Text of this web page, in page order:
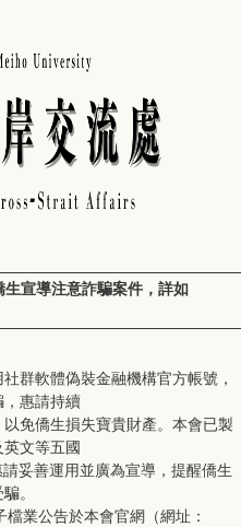
宣導注意詐騙案件，詳如
群軟體偽裝金融機構官方帳號，
，惠請持續
僑生損失寶貴財產。本會已製
文等五國
善運用並廣為宣導，提醒僑生
。
業公告於本會官網（網址：